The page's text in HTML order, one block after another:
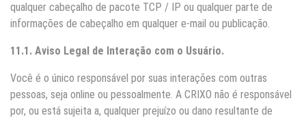
qualquer cabeçalho de pacote TCP / IP ou qualquer parte de
informações de cabeçalho em qualquer e-mail ou publicação.
11.1. Aviso Legal de Interação com o Usuário.
Você é o único responsável por suas interações com outras
pessoas, seja online ou pessoalmente. A CRIXO não é responsável
por, ou está sujeita a, qualquer prejuízo ou dano resultante de